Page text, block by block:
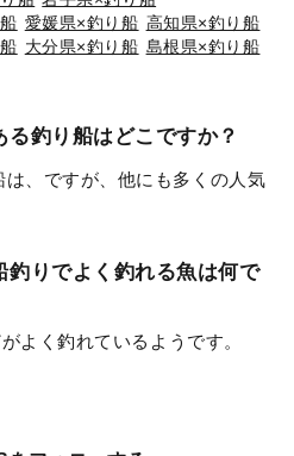
愛媛県×釣り船 高知県×釣り船
大分県×釣り船 島根県×釣り船
釣り船はどこですか？
、ですが、他にも多くの人気
釣りでよく釣れる魚は何で
よく釣れているようです。